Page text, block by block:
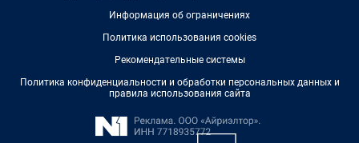
Информация об ограничениях
Политика использования cookies
Рекомендательные системы
Политика конфиденциальности и обработки персональных данных и
правила использования сайта